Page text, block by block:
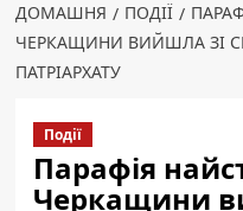
ДОМАШНЯ ПОДІЇ
ЧЕРКАЩИНИ ВИЙШЛА ЗІ
ПАТРІАРХАТУ
Події
Парафія
Черкащини